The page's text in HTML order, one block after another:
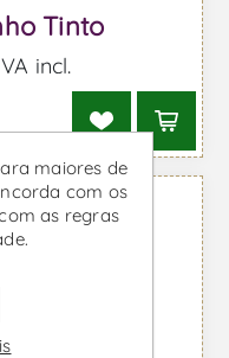
Tinto
incl.
maiores de
com os
as regras